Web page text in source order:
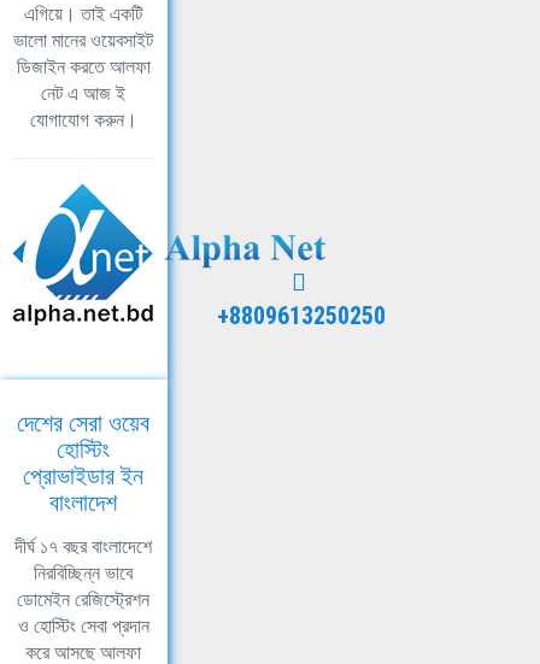
এগিয়ে। তাই একটি
ভালো মানের ওয়েবসাইট
ডিজাইন করতে আলফা
নেট এ আজ ই
যোগাযোগ করুন।
+8809613250250
দেশের সেরা ওয়েব
হোস্টিং
প্রোভাইডার ইন
বাংলাদেশ
দীর্ঘ ১৭ বছর বাংলাদেশে
নিরবিচ্ছিন্ন ভাবে
ডোমেইন রেজিস্ট্রেশন
ও হোস্টিং সেবা প্রদান
করে আসছে আলফা